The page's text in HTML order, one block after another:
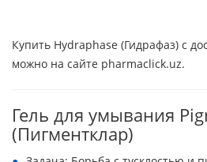
Купить Hydraphase (Гидрафаз) с
можно на сайте pharmaclick.uz.
Гель для умывания
(Пигментклар)